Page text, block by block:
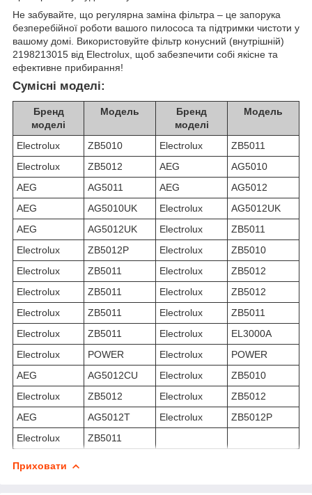
Не забувайте, що регулярна заміна фільтра – це запорука
безперебійної роботи вашого пилососа та підтримки чистоти у
вашому домі. Використовуйте фільтр конусний (внутрішній)
2198213015 від Electrolux, щоб забезпечити собі якісне та
ефективне прибирання!
Сумісні моделі:
Бренд
моделі
Модель
Бренд
моделі
Модель
Electrolux ZB5010 Electrolux
ZB5011
Electrolux
ZB5012 AEG
AG5010
AEG
AG5011 AEG
AG5012
AEG
AG5010UK Electrolux
AG5012UK
AEG
AG5012UK Electrolux
ZB5011
Electrolux
ZB5012P Electrolux
ZB5010
Electrolux
ZB5011 Electrolux
ZB5012
Electrolux
ZB5011 Electrolux
ZB5012
Electrolux
ZB5011 Electrolux
ZB5011
Electrolux
ZB5011 Electrolux
EL3000A
Electrolux
POWER Electrolux
POWER
AEG
AG5012CU Electrolux
ZB5010
Electrolux
ZB5012 Electrolux
ZB5012
AEG
AG5012T Electrolux
ZB5012P
Electrolux
ZB5011
Приховати